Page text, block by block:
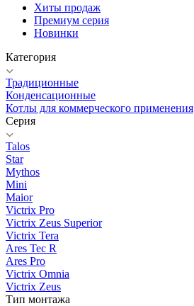
Хиты продаж
Премиум серия
Новинки
Категория
Традиционные
Конденсационные
Котлы для коммерческого применения
Серия
Talos
Star
Mythos
Mini
Maior
Victrix Pro
Victrix Zeus Superior
Victrix Tera
Ares Tec R
Ares Pro
Victrix Omnia
Victrix Zeus
Тип монтажа